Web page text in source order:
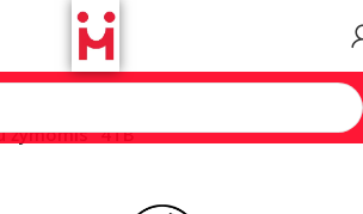
žymomis “4TB”